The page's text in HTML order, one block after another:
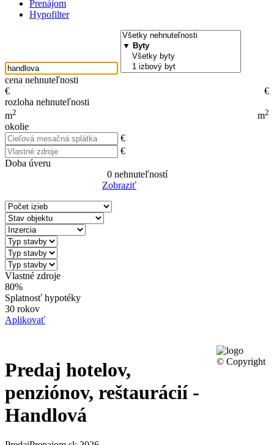
Prenájom
Hypofilter
cena nehnuteľnosti
€
€
rozloha nehnuteľnosti
m2 m2
okolie
€
€
Doba úveru
0nehnuteľností
Zobraziť
Vlastné zdroje
80%
Splatnosť hypotéky
30 rokov
Aplikovať
Predaj hotelov,
penziónov, reštaurácií -
Handlová
© Copyright